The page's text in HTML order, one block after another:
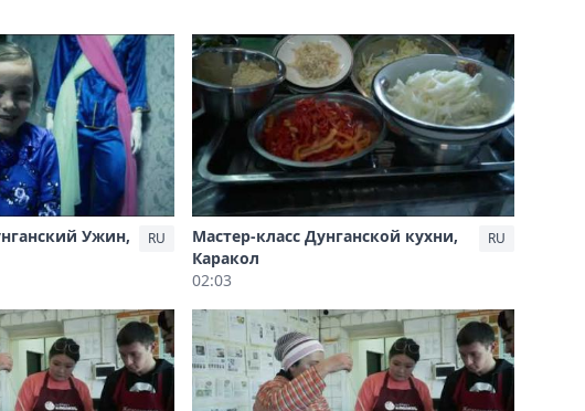
Ужин,
RU
Мастер-класс Дунганской кухни,
Каракол
02:03
RU